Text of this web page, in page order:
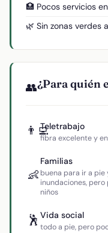
🏥 Pocos servicios
🌿 Sin zonas verdes
👥¿Para quién
👨‍💻Teletrabajo
fibra excelente y
👶
Familias
buena para ir a pie
inundaciones,
niños
🕺 Vida social
todo a pie, pero